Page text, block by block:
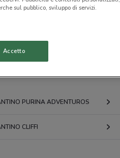
PURINA ADVENTUROS
CLIFFI
sul pubblico, sviluppo di servizi.
Accetto